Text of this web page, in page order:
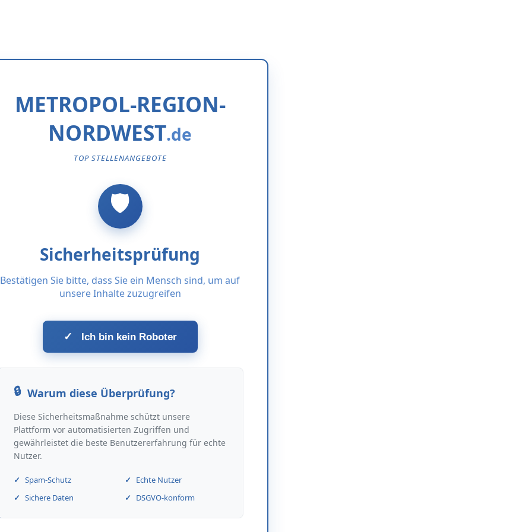
METROPOL-REGION-
NORDWEST
TOP STELLENANGEBOTE
Sicherheitsprüfung
Bestätigen Sie bitte, dass Sie ein Mensch sind, um auf
unsere Inhalte zuzugreifen
✓ Ich bin kein Roboter
Warum diese Überprüfung?
Diese Sicherheitsmaßnahme schützt unsere
Plattform vor automatisierten Zugriffen und
gewährleistet die beste Benutzererfahrung für echte
Nutzer.
Spam-Schutz
Echte Nutzer
Sichere Daten
DSGVO-konform